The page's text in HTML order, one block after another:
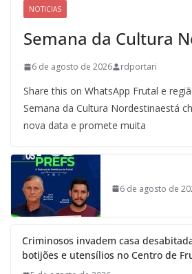
NOTICIAS
Semana da Cultura
6 de agosto de 2026 rdportari
Share this on WhatsApp Frutal e
Semana da Cultura Nordestinaestá
nova data e promete muita
6 de agosto de
Criminosos invadem casa
botijões e utensílios no Centro de